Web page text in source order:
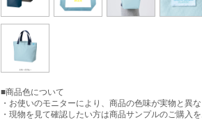
■商品色について
・お使いのモニターにより、商品の色味が実物と異な
・現物を見て確認したい方は商品サンプルのご購入を